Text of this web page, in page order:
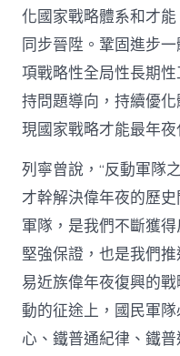
化國家戰略體系和才
同步晉陞。鞏固進步
項戰略性全局性長期
持問題導向，持續優
現國家戰略才能最年夜
列寧曾說，“反動軍隊
才幹解決偉年夜的歷
軍隊，是我們不斷獲
堅強保證，也是我們
易近族偉年夜復興的
動的征途上，國民軍
心、鐵普通紀律、鐵